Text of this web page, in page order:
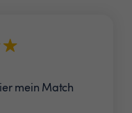
mein Match